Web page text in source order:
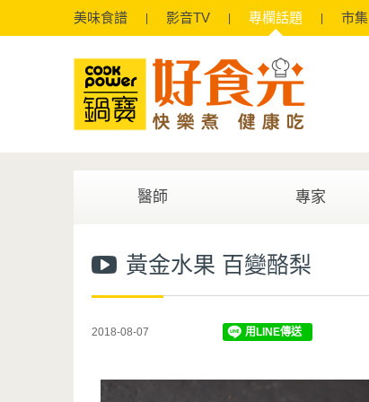
美味食譜 影音TV 專欄話題 市集
醫師 專家
黃金水果 百變酪梨
2018-08-07